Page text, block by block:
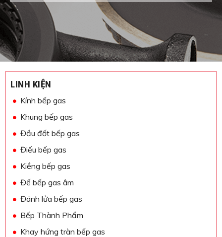
LINH KIỆN
Kính bếp gas
Khung bếp gas
Đầu đốt bếp gas
Điếu bếp gas
Kiềng bếp gas
Đế bếp gas âm
Đánh lửa bếp gas
Bếp Thành Phẩm
Khay hứng tràn bếp gas